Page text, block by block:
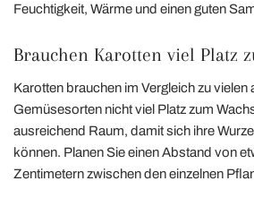
Feuchtigkeit, Wärme und einen guten
Brauchen Karotten viel Platz
Karotten brauchen im Vergleich zu vielen
Gemüsesorten nicht viel Platz zum
ausreichend Raum, damit sich ihre
können. Planen Sie einen Abstand von
Zentimetern zwischen den einzelnen